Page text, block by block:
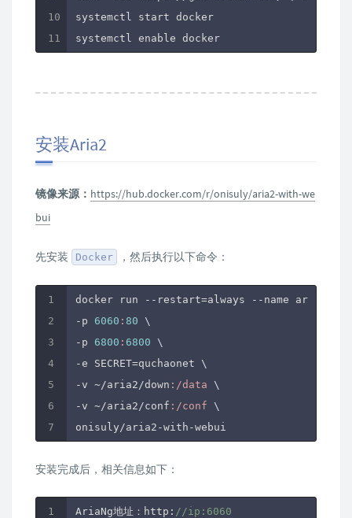
systemctl start docker
安装Aria2
镜像来源： https://hub.docker.com/r/onisuly/aria2-with-we
bui
先安装 Docker ，然后执行以下命令：
docker run --restart=always --name aria2-
-p 6060 : 80 \
-p 6800 : 6800 \
-e SECRET=quchaonet \
-v ~/aria2/down :/data \
-v ~/aria2/conf :/conf \
安装完成后，相关信息如下：
AriaNg地址：http: //ip:6060